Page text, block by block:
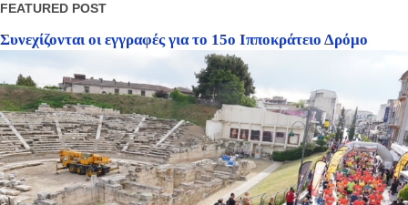
FEATURED POST
Συνεχίζονται οι εγγραφές για το 15ο Ιπποκράτειο Δρόμο